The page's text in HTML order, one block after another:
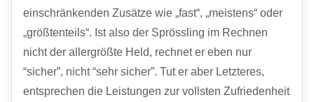
einschränkenden Zusätze wie „fast“, „meistens“ oder
„größtenteils“. Ist also der Sprössling im Rechnen
nicht der allergrößte Held, rechnet er eben nur
“sicher”, nicht “sehr sicher”. Tut er aber Letzteres,
entsprechen die Leistungen zur vollsten Zufriedenheit